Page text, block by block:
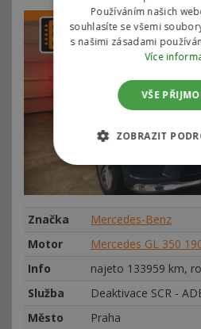
Značka
Mercedes-Benz
Motor
Mercedes GL 350
Info
najeto 133959 km,
Služba
Deaktivace SCR -
Město
Praha
Používáním našich
souhlasíte se všemi
s našimi zásadami
Více
VŠE
ZOBRAZIT